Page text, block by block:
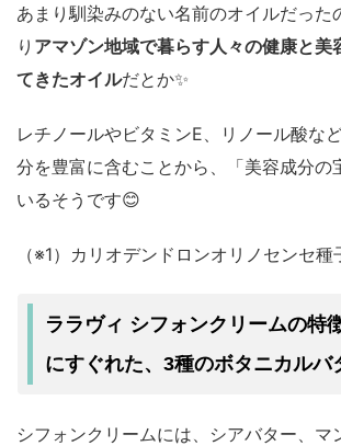
あまり馴染みのない名前のオイルだった
り アマゾン地域で暮らす人々の健康と美
てきたオイルだとか✨
レチノールやビタミンE、リノール酸な
分を豊富に含むことから、「美容成分の
いるそうです😊
（※1）カリオデンドロンオリノセンセ種
ララヴィ シフォンクリームの特
にすぐれた、3種のボタニカルバ
シフォンクリームには、シアバター、マ